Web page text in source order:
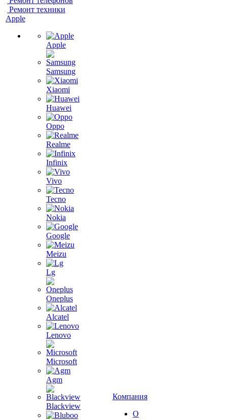
Ремонт техники
Apple
Apple
Samsung
Xiaomi
Huawei
Oppo
Realme
Infinix
Vivo
Tecno
Nokia
Google
Meizu
Lg
Oneplus
Alcatel
Lenovo
Microsoft
Agm
Blackview
Компания
О